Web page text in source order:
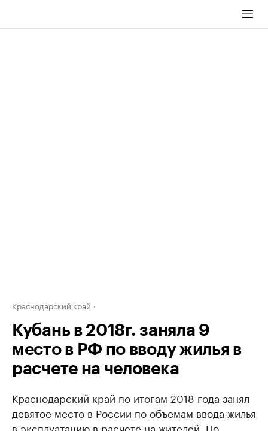
Краснодарский край
Кубань в 2018г. заняла 9
место в РФ по вводу жилья в
расчете на человека
Краснодарский край по итогам 2018 года занял
девятое место в России по объемам ввода жилья
в эксплуатацию в расчете на жителей. По